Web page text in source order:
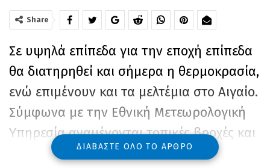
Share
Σε υψηλά επίπεδα για την εποχή επίπεδα
θα διατηρηθεί και σήμερα η θερμοκρασία,
ενώ επιμένουν και τα μελτέμια στο Αιγαίο.
Σύμφωνα με την Εθνική Μετεωρολογική
Υπηρεσία αναμένονται τοπικές βροχές και
καταιγίδες τις μεσημβρινές και
ΔΙΑΒΆΣΤΕ ΌΛΟ ΤΟ ΆΡΘΡΟ